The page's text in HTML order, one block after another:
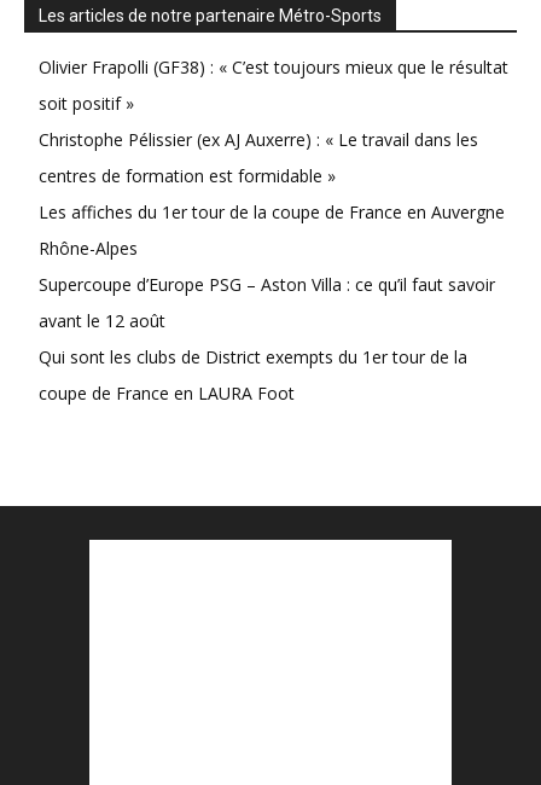
Les articles de notre partenaire Métro-Sports
Olivier Frapolli (GF38) : « C’est toujours mieux que le résultat
soit positif »
Christophe Pélissier (ex AJ Auxerre) : « Le travail dans les
centres de formation est formidable »
Les affiches du 1er tour de la coupe de France en Auvergne
Rhône-Alpes
Supercoupe d’Europe PSG – Aston Villa : ce qu’il faut savoir
avant le 12 août
Qui sont les clubs de District exempts du 1er tour de la
coupe de France en LAURA Foot